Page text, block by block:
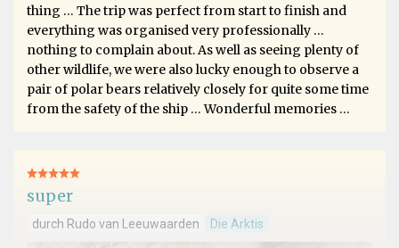
thing … The trip was perfect from start to finish and
everything was organised very professionally …
nothing to complain about. As well as seeing plenty of
other wildlife, we were also lucky enough to observe a
pair of polar bears relatively closely for quite some time
from the safety of the ship … Wonderful memories …
super
durch Rudo van Leeuwaarden Die Arktis